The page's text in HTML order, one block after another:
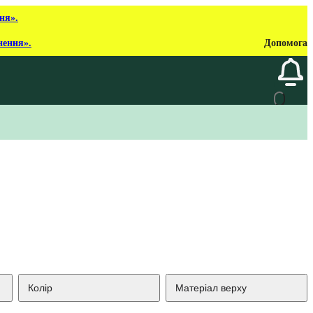
Допомога
Колір Матеріал верху